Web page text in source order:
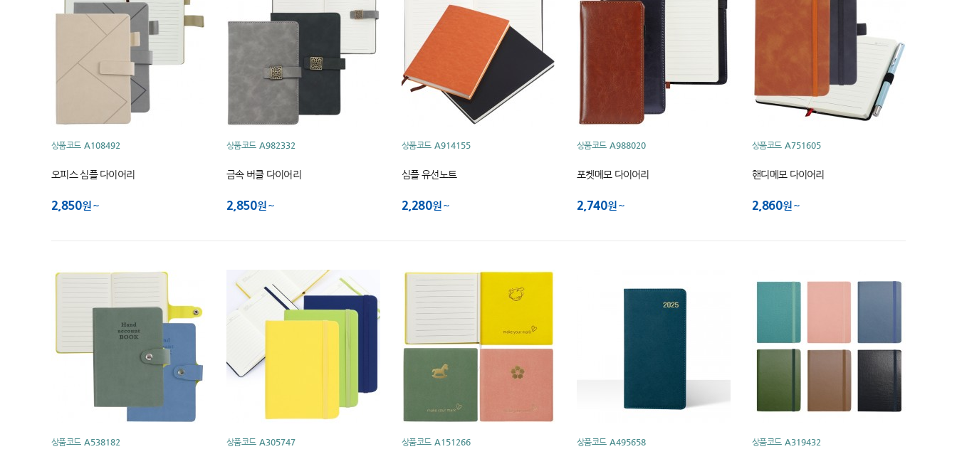
상품코드 A108492
오피스 심플 다이어리
2,850원
상품코드 A982332
금속 버클 다이어리
2,850원
상품코드 A914155
심플 유선노트
2,280원
상품코드 A988020
포켓메모 다이어리
2,740원
상품코드 A751605
핸디메모 다이어리
2,860원
상품코드 A538182 상품코드 A305747 상품코드 A151266 상품코드 A495658 상품코드 A319432